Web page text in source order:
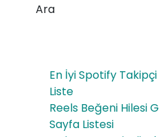
uğu
Ara
En İyi Spotify Takipçi
Liste
Reels Beğeni Hilesi
Sayfa Listesi